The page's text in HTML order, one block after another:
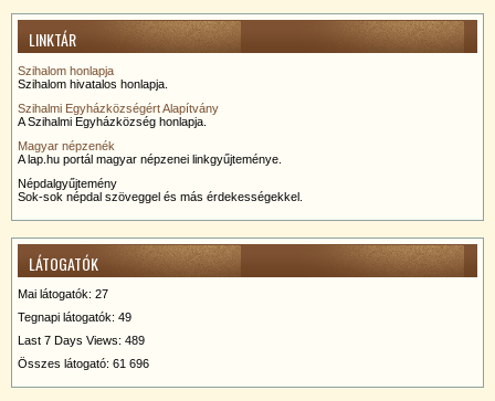
LINKTÁR
Szihalom honlapja
Szihalom hivatalos honlapja.
Szihalmi Egyházközségért Alapítvány
A Szihalmi Egyházközség honlapja.
Magyar népzenék
A lap.hu portál magyar népzenei linkgyűjteménye.
Népdalgyűjtemény
Sok-sok népdal szöveggel és más érdekességekkel.
LÁTOGATÓK
Mai látogatók: 27
Tegnapi látogatók: 49
Last 7 Days Views: 489
Összes látogató: 61 696